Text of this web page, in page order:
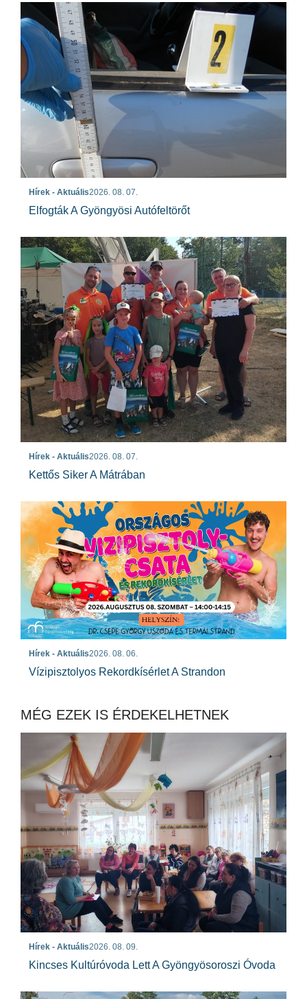
Hírek - Aktuális2026. 08. 07.
Elfogták A Gyöngyösi Autófeltörőt
Hírek - Aktuális2026. 08. 07.
Kettős Siker A Mátrában
Hírek - Aktuális2026. 08. 06.
Vízipisztolyos Rekordkísérlet A Strandon
MÉG EZEK IS ÉRDEKELHETNEK
Hírek - Aktuális2026. 08. 09.
Kincses Kultúróvoda Lett A Gyöngyösoroszi Óvoda